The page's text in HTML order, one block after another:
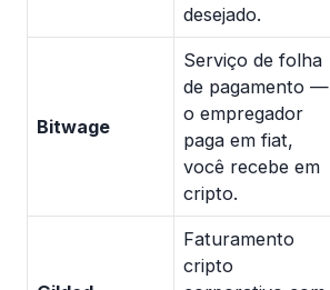
desejado.
Bitwage
Serviço de folha
de pagamento —
o empregador
paga em fiat,
você recebe em
cripto.
Faturamento
cripto